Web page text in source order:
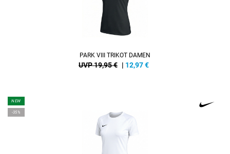
PARK VIII TRIKOT DAMEN
UVP 19,95 € | 12,97€
NEW
-35%